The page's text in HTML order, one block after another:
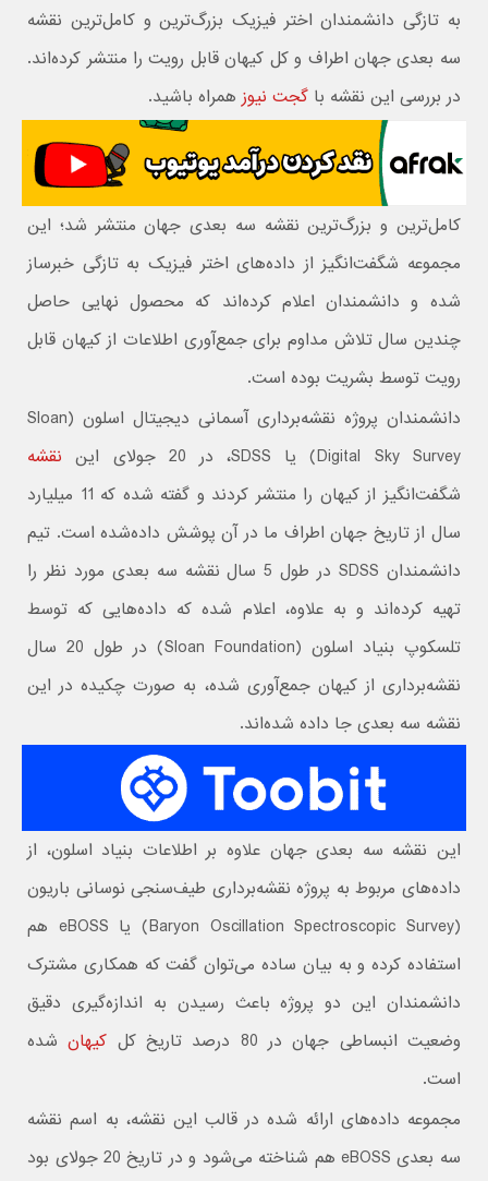
به تازگی دانشمندان اختر فیزیک بزرگ‌ترین و کامل‌ترین نقشه
سه بعدی جهان اطراف و کل کیهان قابل رویت را منتشر کرده‌اند.
در بررسی این نقشه باگجت نیوز همراه باشید.
کامل‌ترین و بزرگ‌ترین نقشه سه بعدی جهان منتشر شد؛ این
مجموعه شگفت‌انگیز از داده‌های اختر فیزیک به تازگی خبرساز
شده و دانشمندان اعلام کرده‌اند که محصول نهایی حاصل
چندین سال تلاش مداوم برای جمع‌آوری اطلاعات از کیهان قابل
رویت توسط بشریت بوده است.
دانشمندان پروژه نقشه‌برداری آسمانی دیجیتال اسلون (Sloan
Digital Sky Survey) یا SDSS، در 20 جولای این
نقشه
شگفت‌انگیز از کیهان را منتشر کردند و گفته شده که 11 میلیارد
سال از تاریخ جهان اطراف ما در آن پوشش داده‌شده است. تیم
دانشمندان SDSS در طول 5 سال نقشه سه بعدی مورد نظر را
تهیه ‌کرده‌اند و به علاوه، اعلام شده که داده‌هایی که توسط
تلسکوپ بنیاد اسلون (Sloan Foundation) در طول 20 سال
نقشه‌برداری از کیهان جمع‌آوری شده، به صورت چکیده در این
نقشه سه بعدی جا داده شده‌اند.
این نقشه سه بعدی جهان علاوه بر اطلاعات بنیاد اسلون، از
داده‌های مربوط به پروژه نقشه‌برداری طیف‌سنجی نوسانی باریون
(Baryon Oscillation Spectroscopic Survey) یا eBOSS هم
استفاده کرده و به بیان ساده می‌توان گفت که همکاری مشترک
دانشمندان این دو پروژه باعث رسیدن به اندازه‌گیری دقیق
وضعیت انبساطی جهان در 80 درصد تاریخ کل
کیهانشده
است.
مجموعه داده‌های ارائه شده در قالب این نقشه، به اسم نقشه
سه بعدی eBOSS هم شناخته می‌شود و در تاریخ 20 جولای بود